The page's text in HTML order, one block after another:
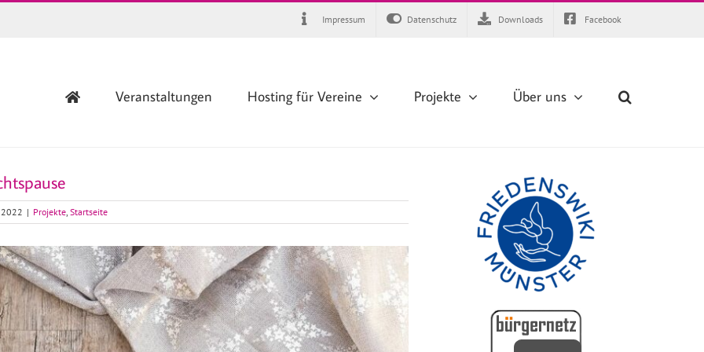
Impressum Datenschutz Downloads Facebook
Veranstaltungen Hosting für Vereine Projekte Über uns
2022 | Projekte, Startseite